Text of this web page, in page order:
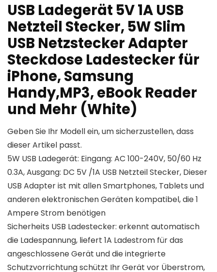
USB Ladegerät 5V 1A USB
Netzteil Stecker, 5W Slim
USB Netzstecker Adapter
Steckdose Ladestecker für
iPhone, Samsung
Handy,MP3, eBook Reader
und Mehr (White)
Geben Sie Ihr Modell ein, um sicherzustellen, dass
dieser Artikel passt.
5W USB Ladegerät: Eingang: AC 100-240V, 50/60 Hz
0.3A, Ausgang: DC 5V /1A USB Netzteil Stecker, Dieser
USB Adapter ist mit allen Smartphones, Tablets und
anderen elektronischen Geräten kompatibel, die 1
Ampere Strom benötigen
Sicherheits USB Ladestecker: erkennt automatisch
die Ladespannung, liefert 1A Ladestrom für das
angeschlossene Gerät und die integrierte
Schutzvorrichtung schützt Ihr Gerät vor Überstrom,